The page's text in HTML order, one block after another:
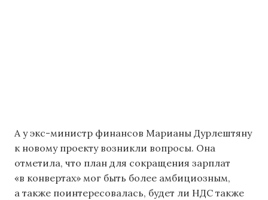
А у экс-министр финансов Марианы Дурлештяну
к новому проекту возникли вопросы. Она
отметила, что план для сокращения зарплат
«в конвертах» мог быть более амбициозным,
а также поинтересовалась, будет ли НДС также